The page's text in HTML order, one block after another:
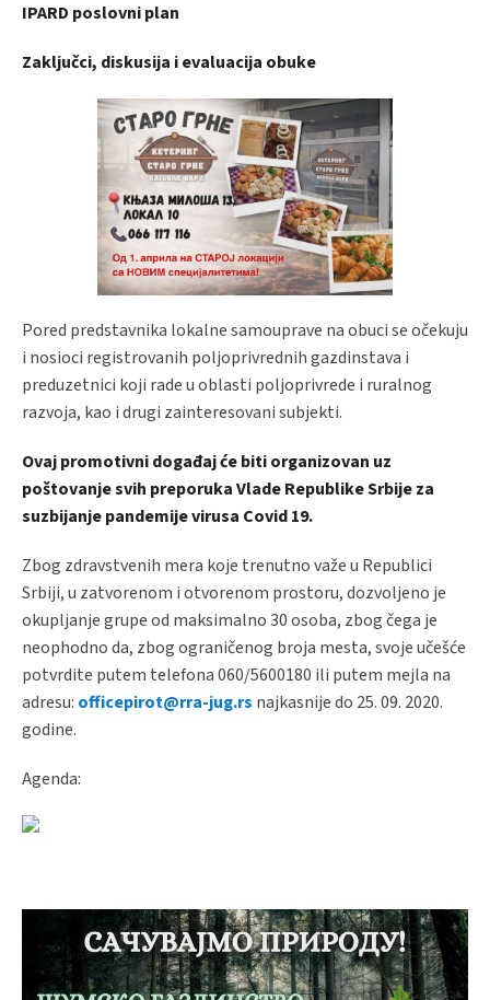
IPARD poslovni plan
Zaključci, diskusija ievaluacija obuke
Pored predstavnika lokalne samouprave na obuci se očekuju
i nosioci registrovanih poljoprivrednih gazdinstava i
preduzetnici koji rade u oblasti poljoprivrede i ruralnog
razvoja, kao i drugi zainteresovani subjekti.
Ovaj promotivni događaj će biti organizovan uz
poštovanje svih preporuka Vlade Republike Srbije za
suzbijanje pandemije virusa Covid 19.
Zbog zdravstvenih mera koje trenutno važe u Republici
Srbiji, u zatvorenom i otvorenom prostoru, dozvoljeno je
okupljanje grupe od maksimalno 30 osoba, zbog čega je
neophodno da, zbog ograničenog broja mesta, svoje učešće
potvrdite putem telefona 060/5600180 ili putem mejla na
adresu: officepirot@rra-jug.rs najkasnije do 25. 09. 2020.
godine.
Agenda: